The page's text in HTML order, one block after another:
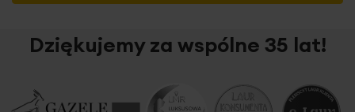
Dziękujemy za wspólne 35 lat!